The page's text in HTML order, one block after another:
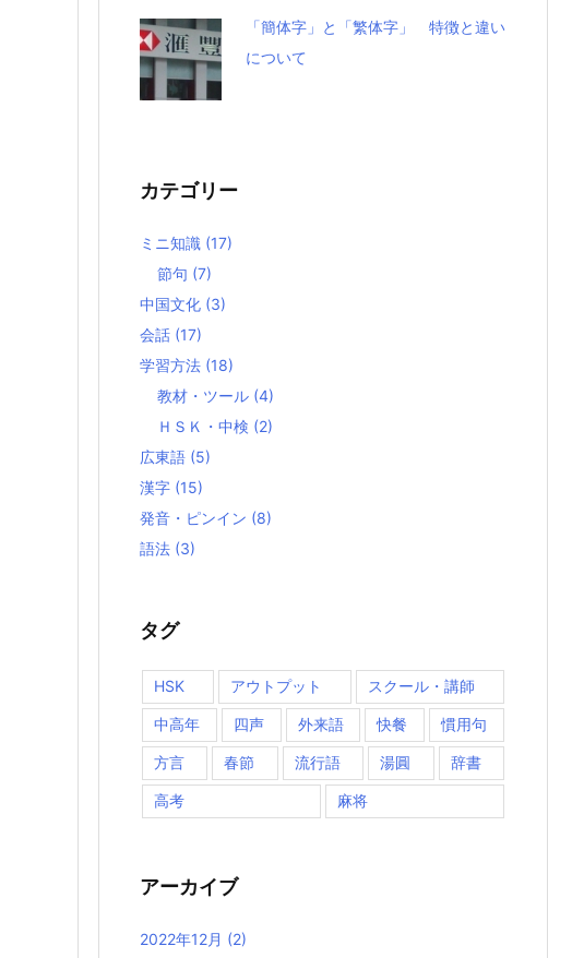
「簡体字」と「繁体字」 特徴と違い
について
カテゴリー
ミニ知識 (17)
節句 (7)
中国文化 (3)
会話 (17)
学習方法 (18)
教材・ツール (4)
ＨＳＫ・中検 (2)
広東語 (5)
漢字 (15)
発音・ピンイン (8)
語法 (3)
タグ
HSK アウトプット スクール・講師
中高年 四声 外来語 快餐 慣用句
方言 春節 流行語 湯圓 辞書
高考 麻将
アーカイブ
2022年12月 (2)